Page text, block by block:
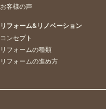
お客様の声
リフォーム&リノベーション
コンセプト
リフォームの種類
リフォームの進め方